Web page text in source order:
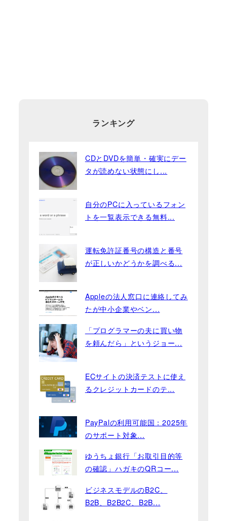
ランキング
CDとDVDを簡単・確実にデー
タが読めない状態にし...
自分のPCに入っているフォン
トを一覧表示できる無料...
運転免許証番号の構造と番号
が正しいかどうかを調べる...
Appleの法人窓口に連絡してみ
たが中小企業やベン...
「プログラマーの夫に買い物
を頼んだら」というジョー...
ECサイトの決済テストに使え
るクレジットカードのテ...
PayPalの利用可能国：2025年
のサポート対象...
ゆうちょ銀行「お取引目的等
の確認」ハガキのQRコー...
ビジネスモデルのB2C、
B2B、B2B2C、B2B...